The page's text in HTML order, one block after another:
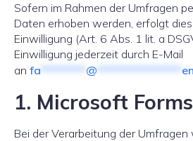
Sofern im Rahmen der Umfragen
Daten erhoben werden, erfolgt
Einwilligung (Art. 6 Abs. 1 lit. a
Einwilligung jederzeit durch E-Mail
an fa ******** @ ***************
1. Microsoft Forms
Bei der Verarbeitung der